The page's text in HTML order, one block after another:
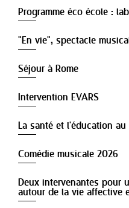
Programme éco école :
"En vie", spectacle
Séjour à Rome
Intervention EVARS
La santé et l'éducation
Comédie musicale 2026
Deux intervenantes pour
autour de la vie affective